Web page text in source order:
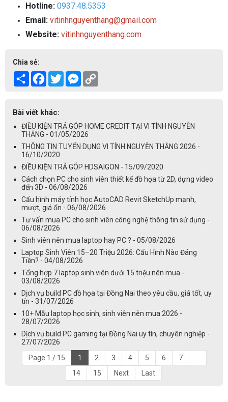
Hotline: 0937.48.5353
Email: vitinhnguyenthang@gmail.com
Website: vitinhnguyenthang.com
Chia sẻ:
Share Facebook
TwitterMessenger
Bài viết khác:
ĐIỀU KIỆN TRẢ GÓP HOME CREDIT TẠI VI TÍNH NGUYỄN
THẮNG - 01/05/2026
THÔNG TIN TUYỂN DỤNG VI TÍNH NGUYỄN THẮNG 2026 -
16/10/2020
ĐIỀU KIỆN TRẢ GÓP HDSAIGON - 15/09/2020
Cách chọn PC cho sinh viên thiết kế đồ họa từ 2D, dựng video
đến 3D - 06/08/2026
Cấu hình máy tính học AutoCAD Revit SketchUp mạnh,
mượt, giá ổn - 06/08/2026
Tư vấn mua PC cho sinh viên công nghệ thông tin sử dụng -
06/08/2026
Sinh viên nên mua laptop hay PC ? - 05/08/2026
Laptop Sinh Viên 15–20 Triệu 2026: Cấu Hình Nào Đáng
Tiền? - 04/08/2026
Tổng hợp 7 laptop sinh viên dưới 15 triệu nên mua -
03/08/2026
Dịch vụ build PC đồ họa tại Đồng Nai theo yêu cầu, giá tốt, uy
tín - 31/07/2026
10+ Mẫu laptop học sinh, sinh viên nên mua 2026 -
28/07/2026
Dịch vụ build PC gaming tại Đồng Nai uy tín, chuyên nghiệp -
27/07/2026
Page 1 / 15
1 2 3 4 5 6 7
14
15 Next Last